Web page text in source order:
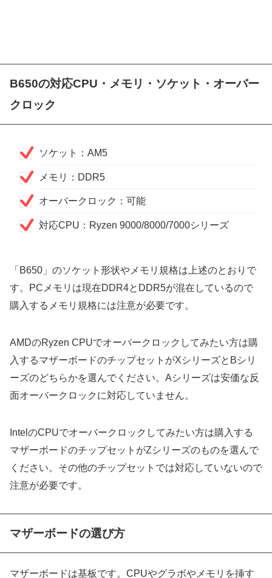
B650の対応CPU・メモリ・ソケット・オーバー
クロック
ソケット：AM5
メモリ：DDR5
オーバークロック：可能
対応CPU：Ryzen 9000/8000/7000シリーズ
「B650」のソケット形状やメモリ規格は上述のとおりで
す。PCメモリは現在DDR4とDDR5が混在しているので
購入するメモリ規格には注意が必要です。
AMDのRyzen CPUでオーバークロックしてみたい方は購
入するマザーボードのチップセットがXシリーズとBシリ
ーズのどちらかを選んでください。Aシリーズは安価な反
面オーバークロックに対応していません。
IntelのCPUでオーバークロックしてみたい方は購入する
マザーボードのチップセットがZシリーズのものを選んで
ください。その他のチップセットでは対応していないので
注意が必要です。
マザーボードの選び方
マザーボードは基板です。CPUやグラボやメモリを挿す